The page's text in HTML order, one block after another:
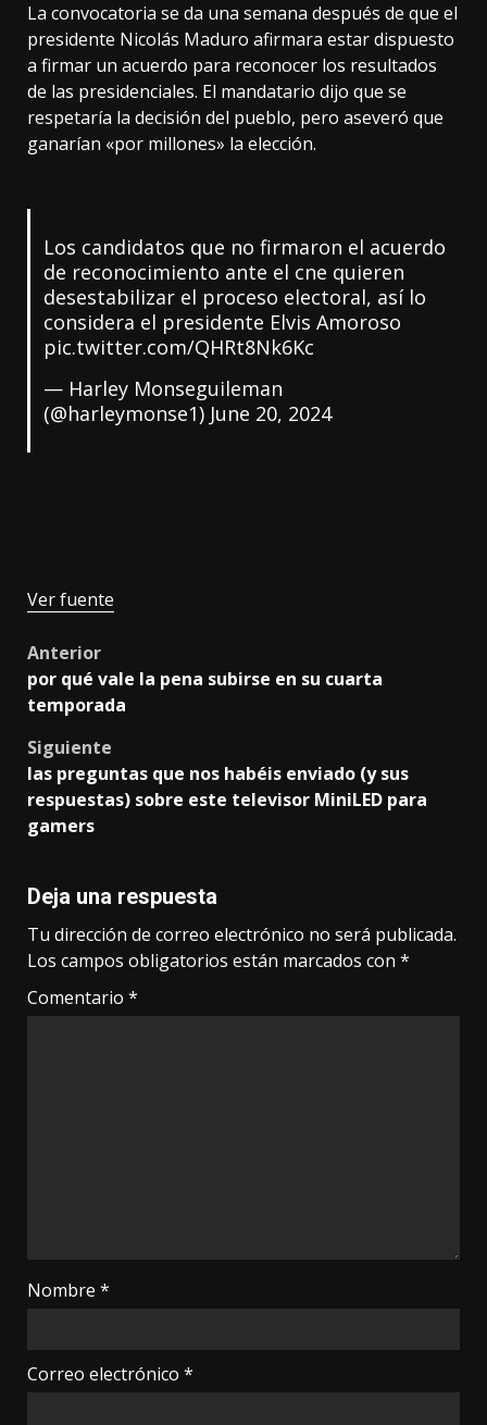
La convocatoria se da una semana después de que el
presidente Nicolás Maduro afirmara estar dispuesto
a firmar un acuerdo para reconocer los resultados
de las presidenciales. El mandatario dijo que se
respetaría la decisión del pueblo, pero aseveró que
ganarían «por millones» la elección.
Los candidatos que no firmaron el acuerdo
de reconocimiento ante el cne quieren
desestabilizar el proceso electoral, así lo
considera el presidente Elvis Amoroso
pic.twitter.com/QHRt8Nk6Kc
— Harley Monseguileman
(@harleymonse1) June 20, 2024
Ver fuente
Post
navigation
Anterior
por qué vale la pena subirse en su cuarta
temporada
Siguiente
las preguntas que nos habéis enviado (y sus
respuestas) sobre este televisor MiniLED para
gamers
Deja una respuesta
Tu dirección de correo electrónico no será publicada.
Los campos obligatorios están marcados con *
Comentario *
Nombre *
Correo electrónico *